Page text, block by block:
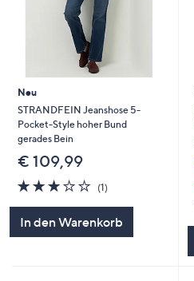
Neu
STRANDFEIN Jeanshose 5-
Pocket-Style hoher Bund
gerades Bein
€ 109,99
3.0
von
5
(1)
In den Warenkorb